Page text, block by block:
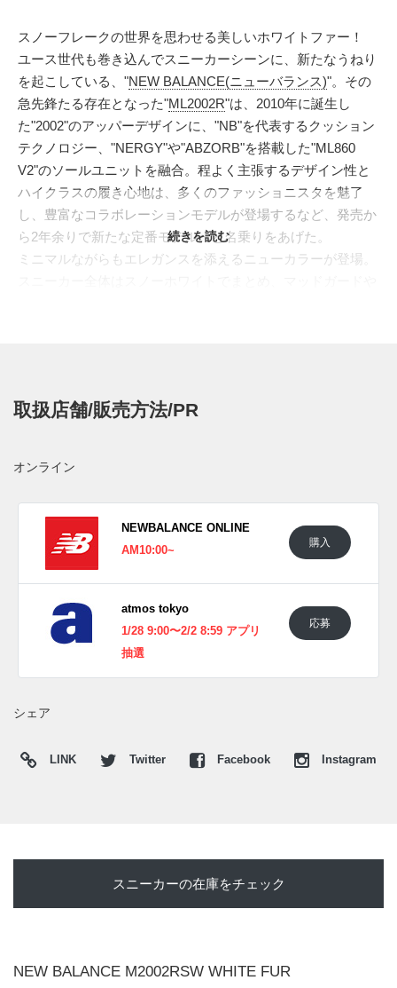
スノーフレークの世界を思わせる美しいホワイトファー！
ユース世代も巻き込んでスニーカーシーンに、新たなうねり
を起こしている、"NEW BALANCE(ニューバランス)"。その
急先鋒たる存在となった"ML2002R"は、2010年に誕生し
た"2002"のアッパーデザインに、"NB"を代表するクッション
テクノロジー、"NERGY"や"ABZORB"を搭載した"ML860
V2"のソールユニットを融合。程よく主張するデザイン性と
ハイクラスの履き心地は、多くのファッショニスタを魅了
し、豊富なコラボレーションモデルが登場するなど、発売か
ら2年余りで新たな定番モデルへと名乗りをあげた。
ミニマルながらもエレガンスを添えるニューカラーが登場。
溢れる仕上がりへ。
続きを読む
取扱店舗/販売方法/PR
オンライン
NEWBALANCE ONLINE
AM10:00~
購入
atmos tokyo
1/28 9:00〜2/2 8:59 アプリ
抽選
応募
シェア
LINK Twitter Facebook Instagram
スニーカーの在庫をチェック
NEW BALANCE M2002RSW WHITE FUR